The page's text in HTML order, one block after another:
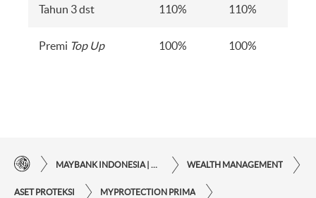
Tahun 3 dst 110% 110%
Premi Top Up 100% 100%
MAYBANK INDONESIA | KEMUDAHAN TRANSAKSI FINANSIAL DI UJUNG JARI ANDA WEALTH MANAGEMENT
ASET PROTEKSI MYPROTECTION PRIMA